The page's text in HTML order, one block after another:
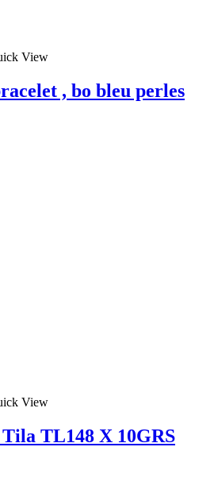
View
, bo bleu perles
View
TL148 X 10GRS